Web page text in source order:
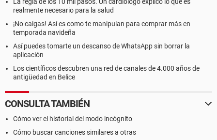
realmente necesario para la salud
¡No caigas! Así es como te manipulan para comprar más en
temporada navideña
Así puedes tomarte un descanso de WhatsApp sin borrar la
aplicación
Los científicos descubren una red de canales de 4.000 años de
antigüedad en Belice
CONSULTA TAMBIÉN
Cómo ver el historial del modo incógnito
Cómo buscar canciones similares a otras